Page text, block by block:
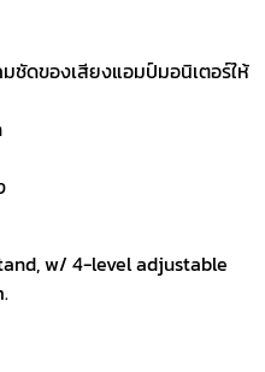
มชัดของเสียงแอมป์มอนิเตอร์ให้
w/ 4-level adjustable